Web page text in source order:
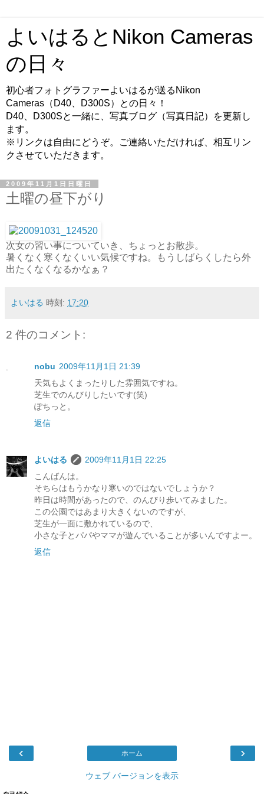
よいはるとNikon Cameras
の日々
初心者フォトグラファーよいはるが送るNikon
Cameras（D40、D300S）との日々！
D40、D300Sと一緒に、写真ブログ（写真日記）を更新し
ます。
※リンクは自由にどうぞ。ご連絡いただければ、相互リン
クさせていただきます。
2009年11月1日日曜日
土曜の昼下がり
次女の習い事についていき、ちょっとお散歩。
暑くなく寒くなくいい気候ですね。もうしばらくしたら外
出たくなくなるかなぁ？
よいはる 時刻: 17:20
2 件のコメント:
nobu 2009年11月1日 21:39
天気もよくまったりした雰囲気ですね。
芝生でのんびりしたいです(笑)
ぽちっと。
返信
よいはる
2009年11月1日 22:25
こんばんは。
そちらはもうかなり寒いのではないでしょうか？
昨日は時間があったので、のんびり歩いてみました。
この公園ではあまり大きくないのですが、
芝生が一面に敷かれているので、
小さな子とパパやママが遊んでいることが多いんですよー。
返信
‹ ›
ホーム
ウェブ バージョンを表示